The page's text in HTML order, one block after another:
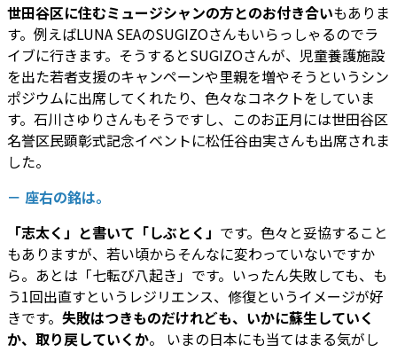
世田谷区に住むミュージシャンの方とのお付き合いもありま
す。例えばLUNA SEAのSUGIZOさんもいらっしゃるのでラ
イブに行きます。そうするとSUGIZOさんが、児童養護施設
を出た若者支援のキャンペーンや里親を増やそうというシン
ポジウムに出席してくれたり、色々なコネクトをしていま
す。石川さゆりさんもそうですし、このお正月には世田谷区
名誉区民顕彰式記念イベントに松任谷由実さんも出席されま
した。
－ 座右の銘は。
「志太く」と書いて「しぶとく」 です。色々と妥協すること
もありますが、若い頃からそんなに変わっていないですか
ら。あとは「七転び八起き」です。いったん失敗しても、も
う1回出直すというレジリエンス、修復というイメージが好
きです。 失敗はつきものだけれども、いかに蘇生していく
か、取り戻していくか。 いまの日本にも当てはまる気がし